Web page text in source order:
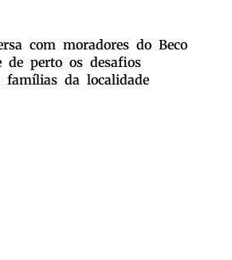
com moradores do Beco
de perto os desafios
famílias da localidade